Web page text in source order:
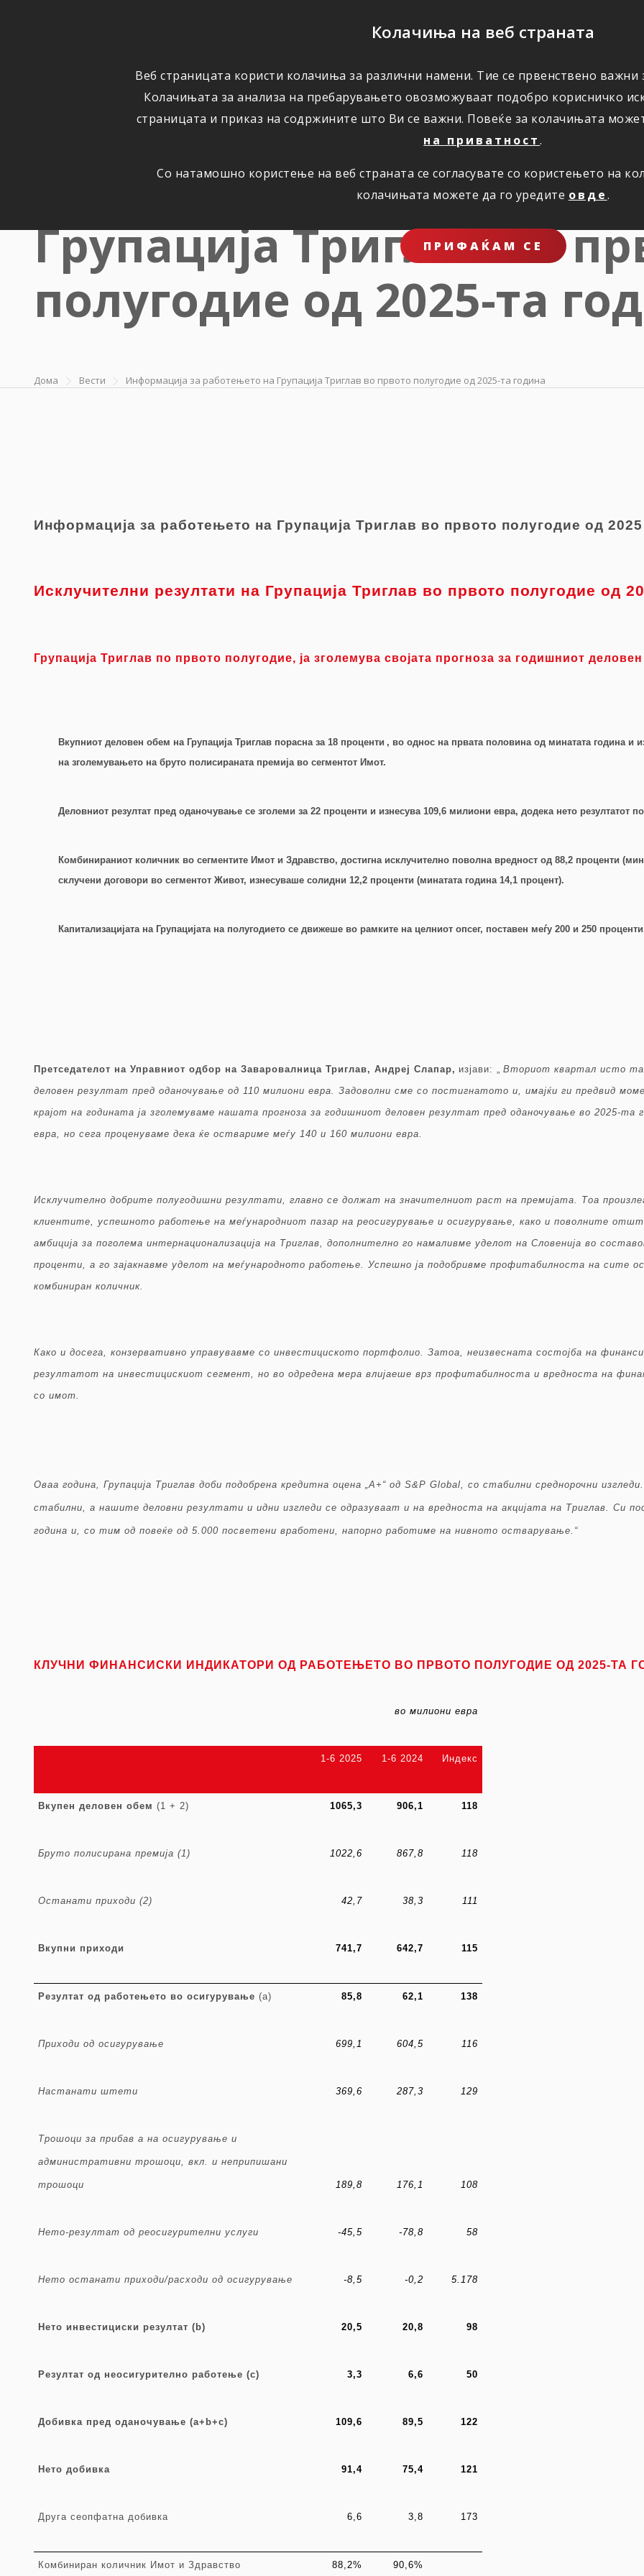
Колачиња на веб страната
Веб страницата користи колачиња за различни намени. Тие се првенствено важни
Колачињата за анализа на пребарувањето овозможуваат подобро корисничко
страницата и приказ на содржините што Ви се важни. Повеќе за колачињата
на приватност.
Со натамошно користење на веб страната се согласувате со користењето на
колачињата можете да го уредите овде.
ПРИФАЌАМ СЕ
Информација за
Групација Триглав во
полугодие од 2025-та
Дома Вести Информација за работењето на Групација Триглав во првото полугодие од 2025-та година
Информација за работењето на Групација Триглав во првото полугодие од 2025
Исклучителни резултати на Групација Триглав во првото полугодие од
Групација Триглав по првото полугодие, ја зголемува својата прогноза за годишниот
Вкупниот деловен обем на Групација Триглав порасна за 18 проценти , во однос на првата половина од минатата година и
на зголемувањето на бруто полисираната премија во сегментот Имот.
Деловниот резултат пред оданочување се зголеми за 22 проценти и изнесува 109,6 милиони евра, додека нето резултатот
Комбинираниот количник во сегментите Имот и Здравство, достигна исклучително поволна вредност од 88,2 проценти
склучени договори во сегментот Живот, изнесуваше солидни 12,2 проценти (минатата година 14,1 процент).
Капитализацијата на Групацијата на полугодието се движеше во рамките на целниот опсег, поставен меѓу 200 и 250
Претседателот на Управниот одбор на Заваровалница Триглав, Андреј Слапар, изјави: „ Вториот квартал исто
деловен резултат пред оданочување од 110 милиони евра. Задоволни сме со постигнатото и, имајќи ги предвид
крајот на годината ја зголемуваме нашата прогноза за годишниот деловен резултат пред оданочување во 2025-та
евра, но сега проценуваме дека ќе оствариме меѓу 140 и 160 милиони евра.
Исклучително добрите полугодишни резултати, главно се должат на значителниот раст на премијата. Тоа
клиентите, успешното работење на меѓународниот пазар на реосигурување и осигурување, како и поволните
амбиција за поголема интернационализација на Триглав, дополнително го намаливме уделот на Словенија во
проценти, а го зајакнавме уделот на меѓународното работење. Успешно ја подобривме профитабилноста на сите
комбиниран количник.
Како и досега, конзервативно управувавме со инвестициското портфолио. Затоа, неизвесната состојба на
резултатот на инвестицискиот сегмент, но во одредена мера влијаеше врз профитабилноста и вредноста на
со имот.
Оваа година, Групација Триглав доби подобрена кредитна оцена „A+“ од S&P Global, со стабилни среднорочни
стабилни, а нашите деловни резултати и идни изгледи се одразуваат и на вредноста на акцијата на Триглав. Си
година и, со тим од повеќе од 5.000 посветени вработени, напорно работиме на нивното остварување.“
КЛУЧНИ ФИНАНСИСКИ ИНДИКАТОРИ ОД РАБОТЕЊЕТО ВО ПРВОТО ПОЛУГОДИЕ ОД 2025-ТА
во милиони евра
1-6 2025 1-6 2024 Индекс
Вкупен деловен обем (1 + 2) 1065,3 906,1 118
Бруто полисирана премија (1) 1022,6 867,8 118
Останати приходи (2) 42,7 38,3 111
Вкупни приходи 741,7 642,7 115
Резултат од работењето во осигурување (а) 85,8 62,1 138
Приходи од осигурување 699,1 604,5 116
Настанати штети 369,6 287,3 129
Трошоци за прибав а на осигурување и
административни трошоци, вкл. и неприпишани
трошоци 189,8 176,1 108
Нето-резултат од реосигурителни услуги -45,5 -78,8 58
Нето останати приходи/расходи од осигурување -8,5 -0,2 5.178
Нето инвестициски резултат (b) 20,5 20,8 98
Резултат од неосигурително работење (c) 3,3 6,6 50
Добивка пред оданочување (a+b+c) 109,6 89,5 122
Нето добивка 91,4 75,4 121
Другасеопфатна добивка 6,6 3,8 173
Комбиниран количник Имот и Здравство 88,2% 90,6%